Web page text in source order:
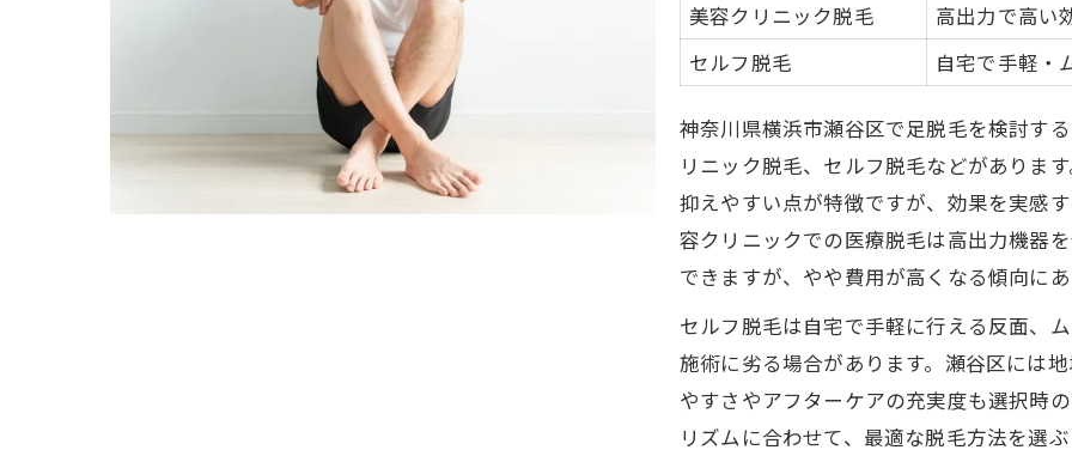
瀬谷区で選べる脱毛プラン比較表
自分に合う足脱毛プランの選び方
アクセスしやすい脱毛プランを選ぶコツ
プラン内容と回数の違いを徹底解説
脱毛は一回で終わる？現実的な回数を解説
1回で終わらない足脱毛の理由を解説
回数ごとの足脱毛効果をチェック
脱毛回数と満足度の関係を知る
足脱毛の現実的な回数設定とは
脱毛完了までの期間を見極めるコツ
美容クリニック脱毛
高出力で高い
セルフ脱毛
自宅で手軽・
神奈川県横浜市瀬谷区で足脱毛を検討す
リニック脱毛、セルフ脱毛などがありま
抑えやすい点が特徴ですが、効果を実感
容クリニックでの医療脱毛は高出力機器
できますが、やや費用が高くなる傾向に
セルフ脱毛は自宅で手軽に行える反面、
施術に劣る場合があります。瀬谷区には
やすさやアフターケアの充実度も選択時
リズムに合わせて、最適な脱毛方法を選